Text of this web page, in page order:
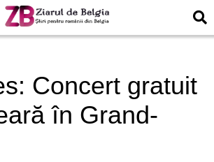
Concert gratuit
în Grand-